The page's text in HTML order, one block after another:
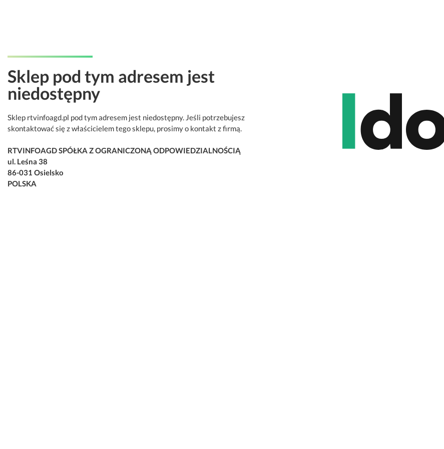
Sklep pod tym adresem jest
niedostępny
Sklep rtvinfoagd.pl pod tym adresem jest niedostępny. Jeśli potrzebujesz
skontaktować się z właścicielem tego sklepu, prosimy o kontakt z firmą.
RTVINFOAGD SPÓŁKA Z OGRANICZONĄ ODPOWIEDZIALNOŚCIĄ
ul. Leśna 38
86-031 Osielsko
POLSKA